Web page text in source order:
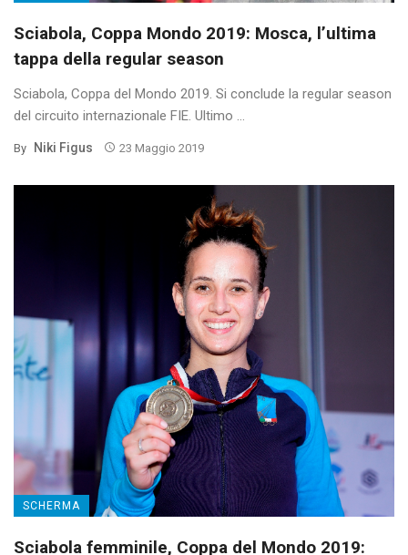
Sciabola, Coppa Mondo 2019: Mosca, l’ultima
tappa della regular season
Sciabola, Coppa del Mondo 2019. Si conclude la regular season
del circuito internazionale FIE. Ultimo ...
By Niki Figus 23 Maggio 2019
SCHERMA
Sciabola femminile, Coppa del Mondo 2019: